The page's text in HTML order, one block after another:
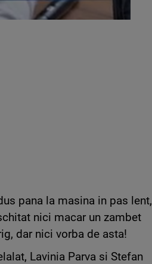
pana la masina in pas lent,
nici macar un zambet
dar nici vorba de asta!
Lavinia Parva si Stefan